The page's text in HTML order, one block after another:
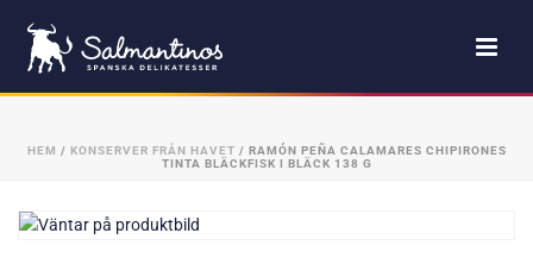
HEM / KONSERVER FRÅN HAVET / RAMÓN PEÑA CALAMARES CHIPIRONES
TINTA BLÄCKFISK I BLÄCK 138 G